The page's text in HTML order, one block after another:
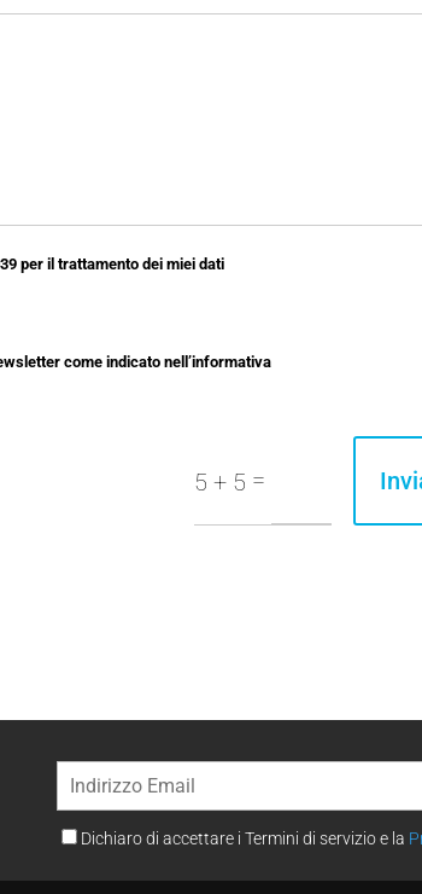
per il trattamento dei miei dati
come indicato nell’informativa
5 + 5 =
Dichiaro di accettare i Termini di servizio e la